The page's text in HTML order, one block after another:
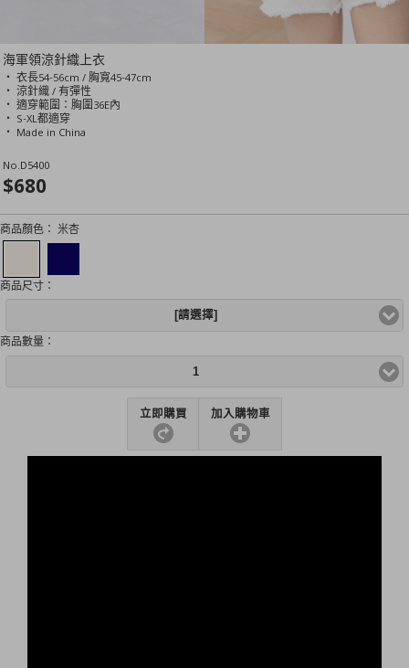
海軍領涼針織上衣
‧ 衣長54-56cm / 胸寬45-47cm
‧ 涼針織 / 有彈性
‧ 適穿範圍：胸圍36E內
‧ S-XL都適穿
‧ Made in China
No.D5400
$680
商品顏色： 米杏
商品尺寸：
[請選擇]
商品數量：
1
立即購買 加入購物車